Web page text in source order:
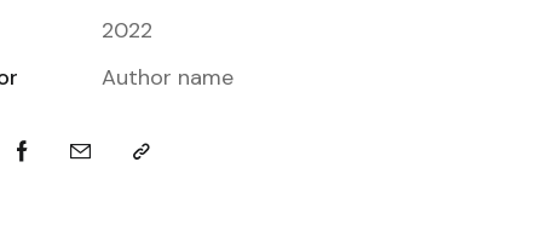
2022
Author name